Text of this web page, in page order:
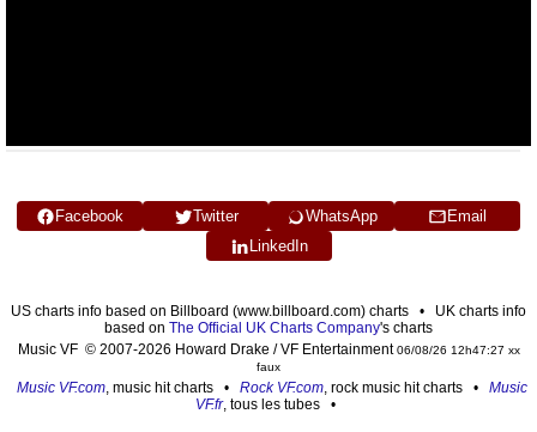
Facebook Twitter WhatsApp
Email
LinkedIn
US charts info based on Billboard (www.billboard.com) charts • UK charts info
based on The Official UK Charts Company's charts
Music VF © 2007-2026 Howard Drake / VF Entertainment06/08/26 12h47:27 xx
faux
Music VF.com, music hit charts • Rock VF.com, rock music hit charts • Music
VF.fr, tous les tubes •